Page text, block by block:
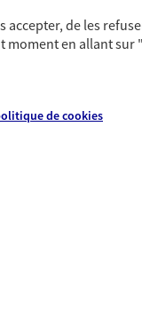
accepter, de les
moment en allant sur
decookies